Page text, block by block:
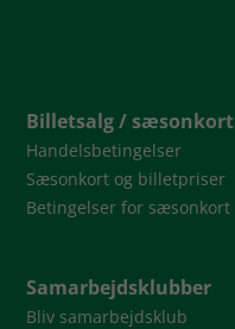
Billetsalg / sæsonkort
Handelsbetingelser
Sæsonkort og billetpriser
Betingelser for sæsonkort
Samarbejdsklubber
Bliv samarbejdsklub